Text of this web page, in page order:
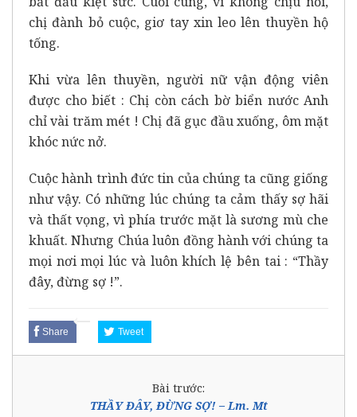
chị đành bỏ cuộc, giơ tay xin leo lên thuyền hộ
tống.
Khi vừa lên thuyền, người nữ vận động viên
được cho biết : Chị còn cách bờ biển nước Anh
chỉ vài trăm mét ! Chị đã gục đầu xuống, ôm mặt
khóc nức nở.
Cuộc hành trình đức tin của chúng ta cũng giống
như vậy. Có những lúc chúng ta cảm thấy sợ hãi
và thất vọng, vì phía trước mặt là sương mù che
khuất. Nhưng Chúa luôn đồng hành với chúng ta
mọi nơi mọi lúc và luôn khích lệ bên tai : “Thầy
đây, đừng sợ !”.
Share Tweet
Bài trước:
THẦY ĐÂY, ĐỪNG SỢ! – Lm. Mt